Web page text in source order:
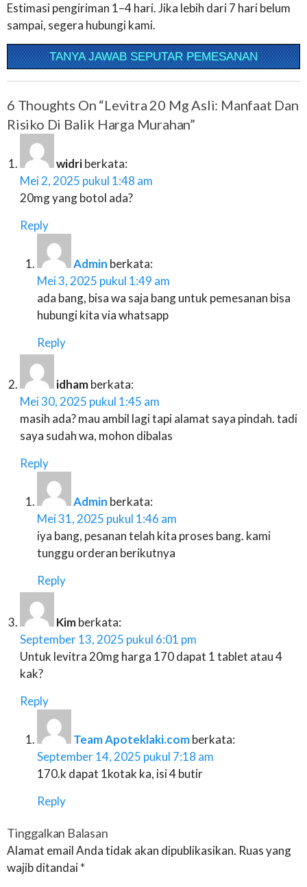
Estimasi pengiriman 1–4 hari. Jika lebih dari 7 hari belum
sampai, segera hubungi kami.
TANYA JAWAB SEPUTAR PEMESANAN
6 Thoughts On “Levitra 20 Mg Asli: Manfaat Dan
Risiko Di Balik Harga Murahan”
widriberkata:
Mei 2, 2025 pukul 1:48 am
20mg yang botol ada?
Reply
Admin berkata:
Mei 3, 2025 pukul 1:49 am
ada bang, bisa wa saja bang untuk pemesanan bisa
hubungi kita via whatsapp
Reply
idhamberkata:
Mei 30, 2025 pukul 1:45 am
masih ada? mau ambil lagi tapi alamat saya pindah. tadi
saya sudah wa, mohon dibalas
Reply
Admin berkata:
Mei 31, 2025 pukul 1:46 am
iya bang, pesanan telah kita proses bang. kami
tunggu orderan berikutnya
Reply
Kimberkata:
September 13, 2025 pukul 6:01 pm
Untuk levitra 20mg harga 170 dapat 1 tablet atau 4
kak?
Reply
Team Apoteklaki.comberkata:
September 14, 2025 pukul 7:18 am
170.k dapat 1kotak ka, isi 4 butir
Reply
Tinggalkan Balasan
Alamat email Anda tidak akan dipublikasikan. Ruas yang
wajib ditandai*